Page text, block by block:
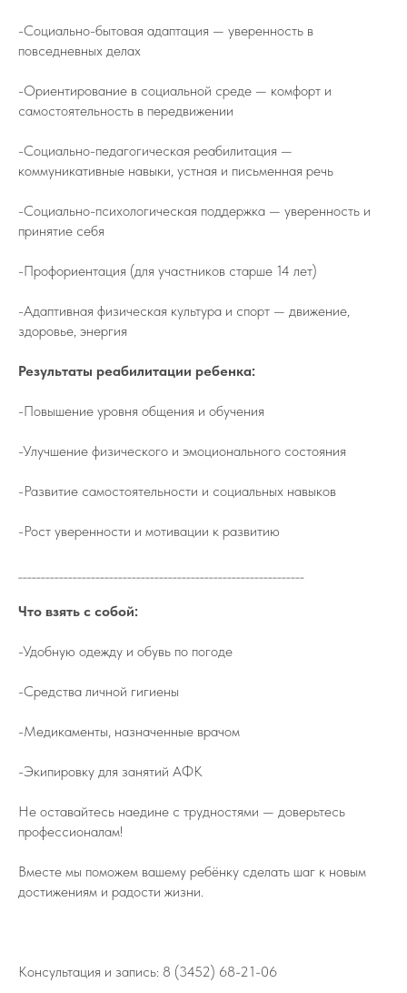
-Социально-бытовая адаптация — уверенность в
повседневных делах
-Ориентирование в социальной среде — комфорт и
самостоятельность в передвижении
-Социально-педагогическая реабилитация —
коммуникативные навыки, устная и письменная речь
-Социально-психологическая поддержка — уверенность и
принятие себя
-Профориентация (для участников старше 14 лет)
-Адаптивная физическая культура и спорт — движение,
здоровье, энергия
Результаты реабилитации ребенка:
-Повышение уровня общения и обучения
-Улучшение физического и эмоционального состояния
-Развитие самостоятельности и социальных навыков
-Рост уверенности и мотивации к развитию
Что взять с собой:
-Удобную одежду и обувь по погоде
-Средства личной гигиены
-Медикаменты, назначенные врачом
-Экипировку для занятий АФК
Не оставайтесь наедине с трудностями — доверьтесь
профессионалам!
Вместе мы поможем вашему ребёнку сделать шаг к новым
достижениям и радости жизни.
Консультация и запись: 8 (3452) 68-21-06